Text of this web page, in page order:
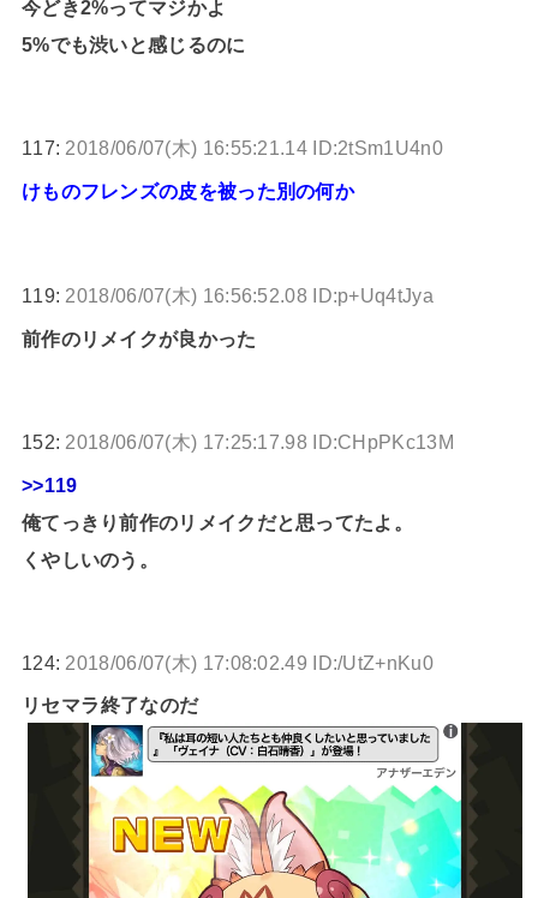
今どき2%ってマジかよ
5%でも渋いと感じるのに
117: 2018/06/07(木) 16:55:21.14 ID:2tSm1U4n0
けものフレンズの皮を被った別の何か
119: 2018/06/07(木) 16:56:52.08 ID:p+Uq4tJya
前作のリメイクが良かった
152: 2018/06/07(木) 17:25:17.98 ID:CHpPKc13M
>>119
俺てっきり前作のリメイクだと思ってたよ。
くやしいのう。
124: 2018/06/07(木) 17:08:02.49 ID:/UtZ+nKu0
リセマラ終了なのだ